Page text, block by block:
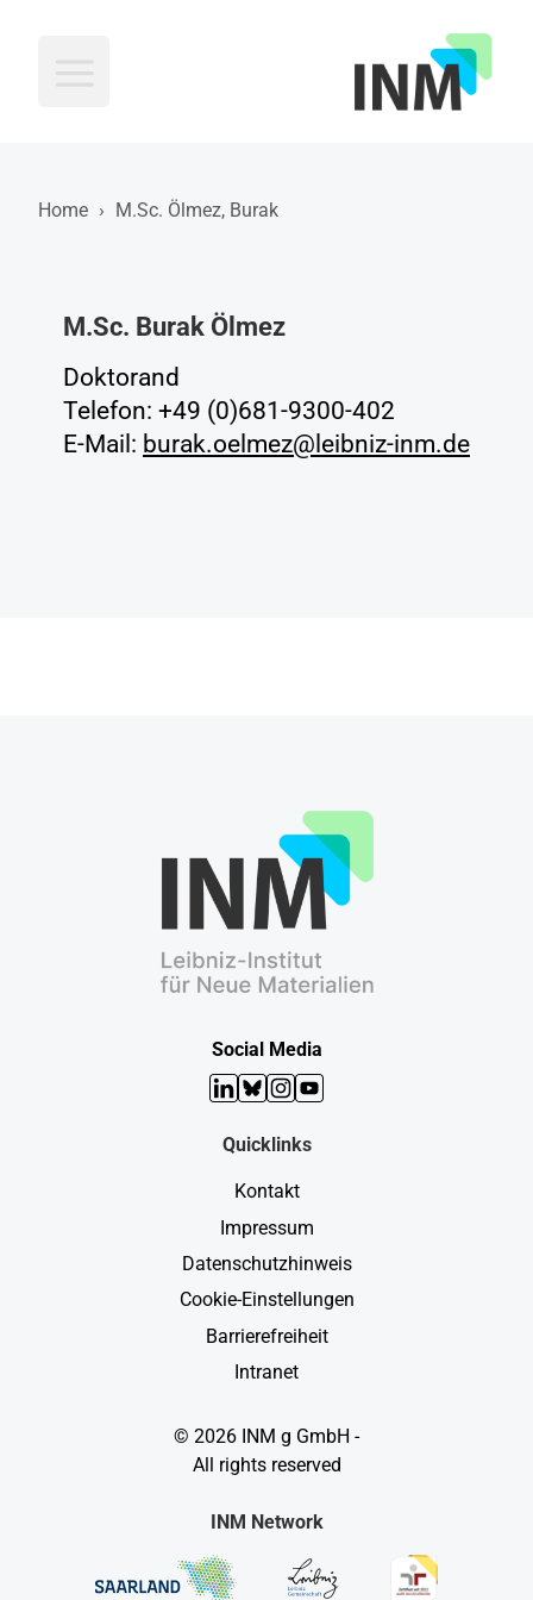
Home › M.Sc. Ölmez, Burak
M.Sc. Burak Ölmez
Doktorand
Telefon: +49 (0)681-9300-402
E-Mail: burak.oelmez@leibniz-inm.de
Social Media
LinkedIn
Bluesky
Instagram
YouTube
Quicklinks
Kontakt
Impressum
Datenschutzhinweis
Cookie-Einstellungen
Barrierefreiheit
Intranet
© 2026 INM g GmbH -
All rights reserved
INM Network